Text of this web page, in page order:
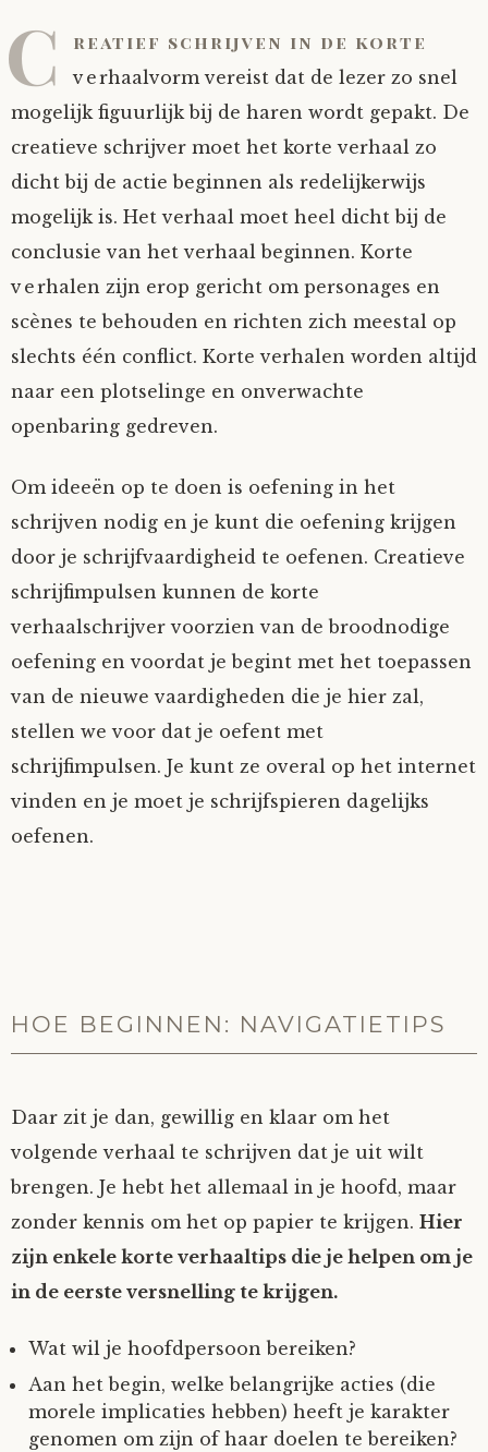
C reatief schrijven in de korte
verhaalvorm vereist dat de lezer zo snel
mogelijk figuurlijk bij de haren wordt gepakt. De
creatieve schrijver moet het korte verhaal zo
dicht bij de actie beginnen als redelijkerwijs
mogelijk is. Het verhaal moet heel dicht bij de
conclusie van het verhaal beginnen. Korte
verhalen zijn erop gericht om personages en
scènes te behouden en richten zich meestal op
slechts één conflict. Korte verhalen worden altijd
naar een plotselinge en onverwachte
openbaring gedreven.
Om ideeën op te doen is oefening in het
schrijven nodig en je kunt die oefening krijgen
door je schrijfvaardigheid te oefenen. Creatieve
schrijfimpulsen kunnen de korte
verhaalschrijver voorzien van de broodnodige
oefening en voordat je begint met het toepassen
van de nieuwe vaardigheden die je hier zal,
stellen we voor dat je oefent met
schrijfimpulsen. Je kunt ze overal op het internet
vinden en je moet je schrijfspieren dagelijks
oefenen.
HOE BEGINNEN: NAVIGATIETIPS
Daar zit je dan, gewillig en klaar om het
volgende verhaal te schrijven dat je uit wilt
brengen. Je hebt het allemaal in je hoofd, maar
zonder kennis om het op papier te krijgen. Hier
zijn enkele korte verhaaltips die je helpen om je
in de eerste versnelling te krijgen.
Wat wil je hoofdpersoon bereiken?
Aan het begin, welke belangrijke acties (die
morele implicaties hebben) heeft je karakter
genomen om zijn of haar doelen te bereiken?